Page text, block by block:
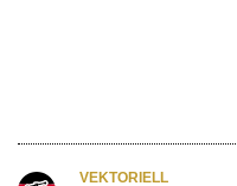
VEKTORIELL